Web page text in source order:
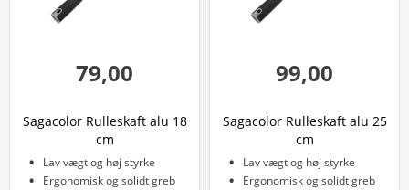
79,00
Sagacolor Rulleskaft alu 18
cm
Lav vægt og høj styrke
Ergonomisk og solidt greb
99,00
Sagacolor Rulleskaft alu 25
cm
Lav vægt og høj styrke
Ergonomisk og solidt greb